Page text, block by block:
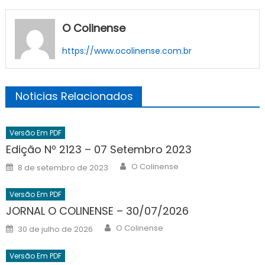
O Colinense
https://www.ocolinense.com.br
Noticias Relacionados
Versão Em PDF
Edição Nº 2123 – 07 Setembro 2023
Posted
on
8 de setembro de 2023 Author
O Colinense
Versão Em PDF
JORNAL O COLINENSE – 30/07/2026
Posted
on
30 de julho de 2026 Author
O Colinense
Versão Em PDF